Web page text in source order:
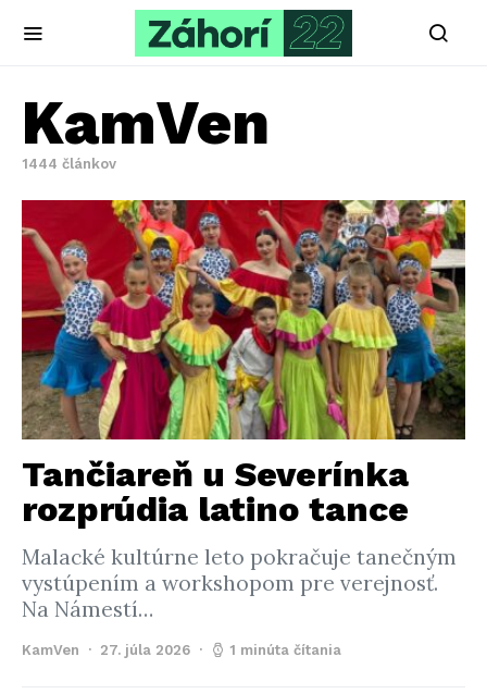
KamVen
1444 článkov
Tančiareň u Severínka
rozprúdia latino tance
Malacké kultúrne leto pokračuje tanečným
vystúpením a workshopom pre verejnosť.
Na Námestí…
KamVen 27. júla 2026 1 minúta čítania